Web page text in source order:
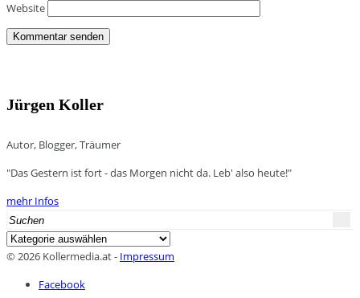
Website
Jürgen Koller
Autor, Blogger, Träumer
"Das Gestern ist fort - das Morgen nicht da. Leb' also heute!"
mehr Infos
Search
for:
Kategorien
© 2026 Kollermedia.at - Impressum
Facebook